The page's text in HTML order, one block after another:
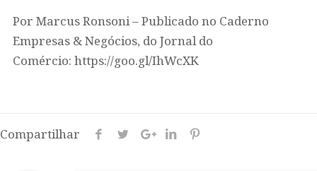
Por Marcus Ronsoni – Publicado no Caderno
Empresas & Negócios, do Jornal do
Comércio: https://goo.gl/IhWcXK
Compartilhar